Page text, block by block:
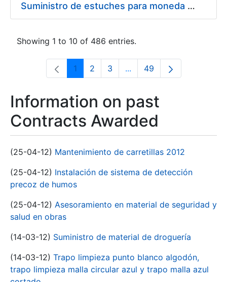
Suministro de estuches para moneda de 30 €
Showing 1 to 10 of 486 entries.
Page
1 Page
2 Page
3 ...Intermediate Pages Use
Page
49
Information on past
Contracts Awarded
(25-04-12) Mantenimiento de carretillas 2012
(25-04-12) Instalación de sistema de detección
precoz de humos
(25-04-12) Asesoramiento en material de seguridad y
salud en obras
(14-03-12) Suministro de material de droguería
(14-03-12) Trapo limpieza punto blanco algodón,
trapo limpieza malla circular azul y trapo malla azul